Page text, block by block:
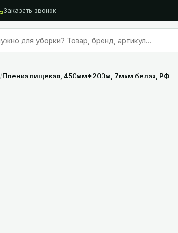
Заказать звонок
/Пленка пищевая, 450мм*200м, 7мкм белая, РФ